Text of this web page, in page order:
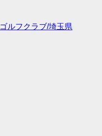
ルフクラブ/埼玉県